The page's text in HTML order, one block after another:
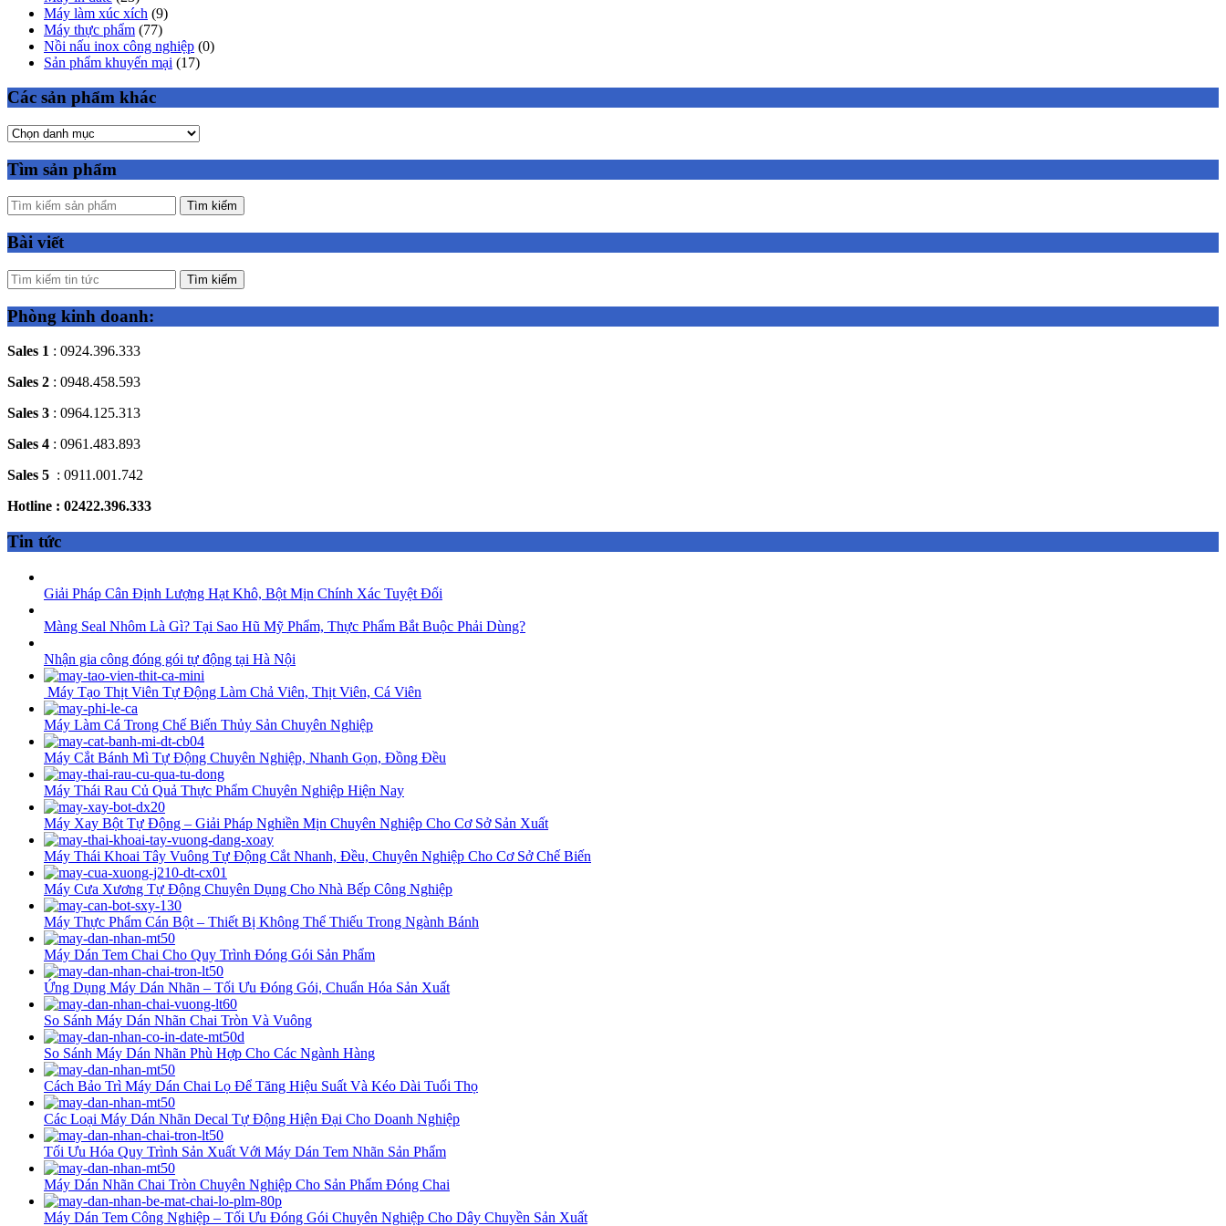
Máy làm xúc xích (9)
Máy thực phẩm (77)
Nồi nấu inox công nghiệp (0)
Sản phẩm khuyến mại (17)
Các sản phẩm khác
Tìm sản phẩm
Tìm kiếm
Bài viết
Tìm kiếm
Phòng kinh doanh:
Sales 1 : 0924.396.333
Sales 2 : 0948.458.593
Sales 3 : 0964.125.313
Sales 4 : 0961.483.893
Sales 5 : 0911.001.742
Hotline : 02422.396.333
Tin tức
Giải Pháp Cân Định Lượng Hạt Khô, Bột Mịn Chính Xác Tuyệt Đối
Màng Seal Nhôm Là Gì? Tại Sao Hũ Mỹ Phẩm, Thực Phẩm Bắt Buộc Phải Dùng?
Nhận gia công đóng gói tự động tại Hà Nội
Máy Tạo Thịt Viên Tự Động Làm Chả Viên, Thịt Viên, Cá Viên
Máy Làm Cá Trong Chế Biến Thủy Sản Chuyên Nghiệp
Máy Cắt Bánh Mì Tự Động Chuyên Nghiệp, Nhanh Gọn, Đồng Đều
Máy Thái Rau Củ Quả Thực Phẩm Chuyên Nghiệp Hiện Nay
Máy Xay Bột Tự Động – Giải Pháp Nghiền Mịn Chuyên Nghiệp Cho Cơ Sở Sản Xuất
Máy Thái Khoai Tây Vuông Tự Động Cắt Nhanh, Đều, Chuyên Nghiệp Cho Cơ Sở Chế Biến
Máy Cưa Xương Tự Động Chuyên Dụng Cho Nhà Bếp Công Nghiệp
Máy Thực Phẩm Cán Bột – Thiết Bị Không Thể Thiếu Trong Ngành Bánh
Máy Dán Tem Chai Cho Quy Trình Đóng Gói Sản Phẩm
Ứng Dụng Máy Dán Nhãn – Tối Ưu Đóng Gói, Chuẩn Hóa Sản Xuất
So Sánh Máy Dán Nhãn Chai Tròn Và Vuông
So Sánh Máy Dán Nhãn Phù Hợp Cho Các Ngành Hàng
Cách Bảo Trì Máy Dán Chai Lọ Để Tăng Hiệu Suất Và Kéo Dài Tuổi Thọ
Các Loại Máy Dán Nhãn Decal Tự Động Hiện Đại Cho Doanh Nghiệp
Tối Ưu Hóa Quy Trình Sản Xuất Với Máy Dán Tem Nhãn Sản Phẩm
Máy Dán Nhãn Chai Tròn Chuyên Nghiệp Cho Sản Phẩm Đóng Chai
Máy Dán Tem Công Nghiệp – Tối Ưu Đóng Gói Chuyên Nghiệp Cho Dây Chuyền Sản Xuất